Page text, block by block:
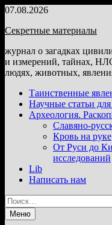
Перейти
содержимому
07.08.2026
Секретные материалы
журнал о загадках
и измерений, тайнах,
людях, животных,
Таинственные
Научные статьи
Археология.
Славяно-
Кровь на руке
От Руси до
исследований
Lib
Написать нам
Найти:
Меню